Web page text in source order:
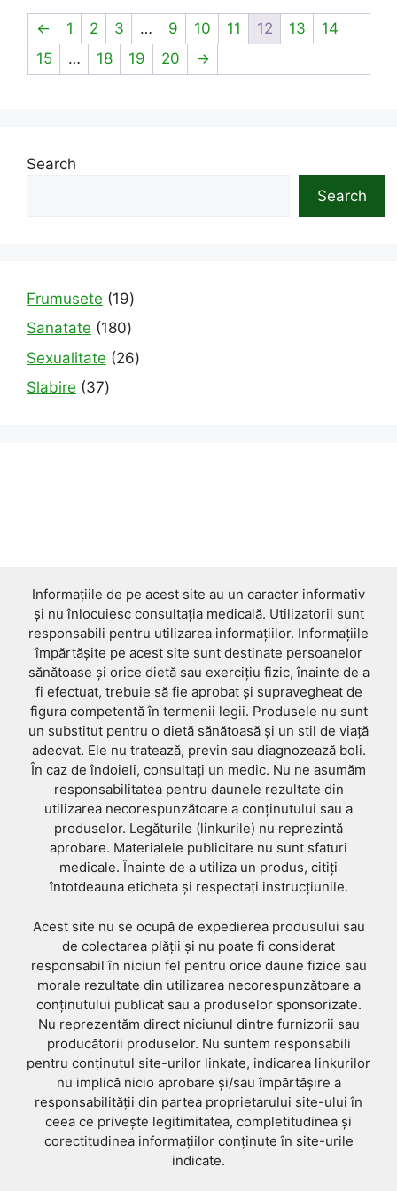
← 1 2 3 … 9 10 11 12 13
14
15
… 18 19 20 →
Search
Search
Frumusete 1919
products
Sanatate 180180
products
Sexualitate 2626
Slabire 3737
Informațiile de pe acest site au un caracter informativ
și nu înlocuiesc consultația medicală. Utilizatorii sunt
responsabili pentru utilizarea informațiilor. Informațiile
împărtășite pe acest site sunt destinate persoanelor
sănătoase și orice dietă sau exercițiu fizic, înainte de a
fi efectuat, trebuie să fie aprobat și supravegheat de
figura competentă în termenii legii. Produsele nu sunt
un substitut pentru o dietă sănătoasă și un stil de viață
adecvat. Ele nu tratează, previn sau diagnozează boli.
În caz de îndoieli, consultați un medic. Nu ne asumăm
responsabilitatea pentru daunele rezultate din
utilizarea necorespunzătoare a conținutului sau a
produselor. Legăturile (linkurile) nu reprezintă
aprobare. Materialele publicitare nu sunt sfaturi
medicale. Înainte de a utiliza un produs, citiți
întotdeauna eticheta și respectați instrucțiunile.
Acest site nu se ocupă de expedierea produsului sau
de colectarea plății și nu poate fi considerat
responsabil în niciun fel pentru orice daune fizice sau
morale rezultate din utilizarea necorespunzătoare a
conținutului publicat sau a produselor sponsorizate.
Nu reprezentăm direct niciunul dintre furnizorii sau
producătorii produselor. Nu suntem responsabili
pentru conținutul site-urilor linkate, indicarea linkurilor
nu implică nicio aprobare și/sau împărtășire a
responsabilității din partea proprietarului site-ului în
ceea ce privește legitimitatea, completitudinea și
corectitudinea informațiilor conținute în site-urile
indicate.